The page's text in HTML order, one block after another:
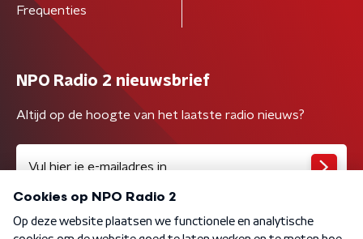
Frequenties
NPO Radio 2 nieuwsbrief
Altijd op de hoogte van het laatste radio nieuws?